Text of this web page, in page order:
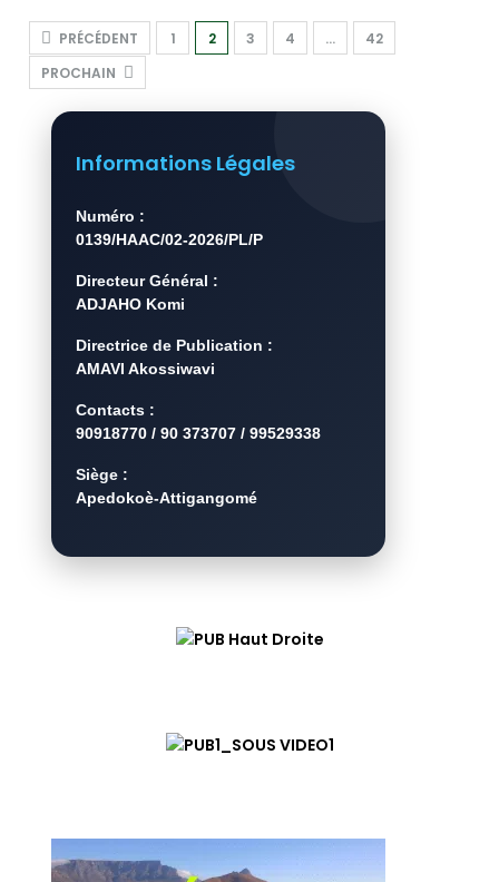
PRÉCÉDENT 1 2 3 4 …
42
PROCHAIN
Informations Légales
Numéro :
0139/HAAC/02-2026/PL/P
Directeur Général :
ADJAHO Komi
Directrice de Publication :
AMAVI Akossiwavi
Contacts :
90918770 / 90 373707 / 99529338
Siège :
Apedokoè-Attigangomé